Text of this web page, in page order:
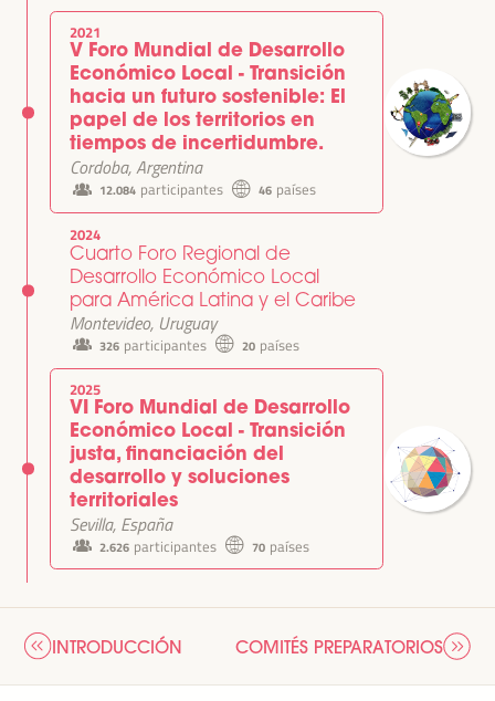
2021
V Foro Mundial de Desarrollo
Económico Local - Transición
hacia un futuro sostenible: El
papel de los territorios en
tiempos de incertidumbre.
Cordoba, Argentina
12.084 participantes 46 países
2024
Cuarto Foro Regional de
Desarrollo Económico Local
para América Latina y el Caribe
Montevideo, Uruguay
326 participantes 20 países
2025
VI Foro Mundial de Desarrollo
Económico Local - Transición
justa, financiación del
desarrollo y soluciones
territoriales
Sevilla, España
2.626 participantes 70 países
INTRODUCCIÓN COMITÉS PREPARATORIOS